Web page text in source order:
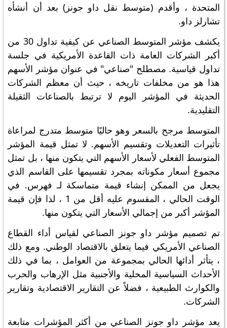
المتحدة ، وأقدم (متوسط ​​نقل داو جونز) بعد أن أنشأه
تشارلز داو.
يكشف مؤشر المتوسط ​​الصناعي عن كيفية تداول 30 من
أكبر الشركات العامة ذات القاعدة الأمريكية في جلسة
تداول قياسية. مصطلح "صناعي" في عنوان مؤشر الأسهم
هذا هو من مخلفات تاريخه ، حيث أن معظم الشركات
الحديثة في المؤشر اليوم لا ترتبط بالصناعات الثقيلة
التقليدية.
المتوسط ​​مرجح بالسعر وهو حاليًا متوسط ​​متدرج لمراعاة
تأثيرات التعديلات وتقسيم الأسهم. لا تمثل قيمة المؤشر
المتوسط ​​الفعلي لأسعار الأسهم التي يتكون منها ، بل تمثل
مجموع أسعار مكوناته بمجرد تقسيمها على القاسم الذي
يجعل من الممكن إنشاء قيمة متماسكة لـ فهرس. في
الوقت الحالي ، المقسوم عليه أقل من 1 ، لذا فإن قيمة
المؤشر أكبر من إجمالي الأسعار التي يتكون منها.
تم تصميم مؤشر داو جونز الصناعي لقياس أداء القطاع
الصناعي الأمريكي فيما يتعلق بالاقتصاد الوطني. ومع ذلك
، يتأثر أدائها الحالي بمجموعة من العوامل ، بما في ذلك
الأحداث السياسية المحلية والأجنبية مثل الإرهاب والحرب
والكوارث الطبيعية ، فضلاً عن التقارير الاقتصادية وتقارير
الشركات.
يعد مؤشر داو جونز الصناعي من أكثر المؤشرات متابعة